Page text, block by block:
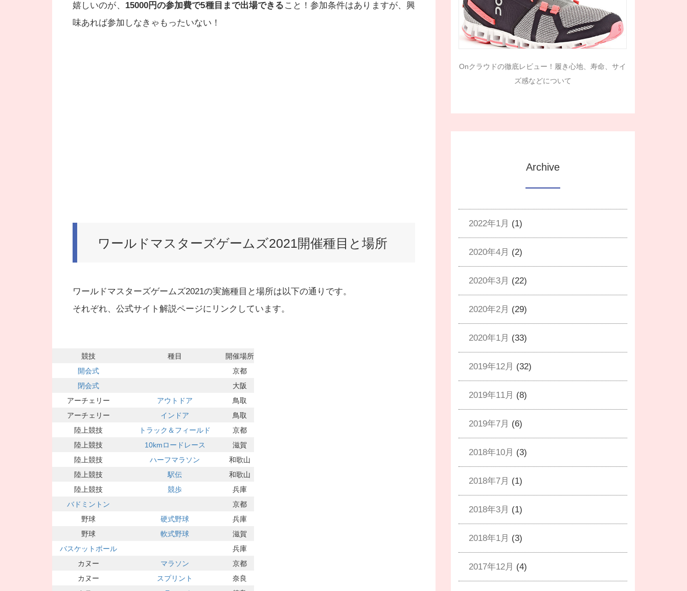
嬉しいのが、 15000円の参加費で5種目まで出場できる こと！参加条件はありますが、興
味あれば参加しなきゃもったいない！
ワールドマスターズゲームズ2021開催種目と場所
ワールドマスターズゲームズ2021の実施種目と場所は以下の通りです。
それぞれ、公式サイト解説ページにリンクしています。
競技 種目
開催場所
開会式
京都
閉会式
大阪
アーチェリー
アウトドア
鳥取
アーチェリー
インドア
鳥取
陸上競技
トラック＆フィールド
京都
陸上競技
10kmロードレース
滋賀
陸上競技
ハーフマラソン
和歌山
陸上競技
駅伝
和歌山
陸上競技
競歩
兵庫
バドミントン
京都
野球
硬式野球
兵庫
野球
軟式野球
滋賀
バスケットボール
兵庫
カヌー
マラソン
京都
カヌー
スプリント
奈良
Onクラウドの徹底レビュー！履き心地、寿命、サイ
ズ感などについて
Archive
2022年1月 (1)
2020年4月 (2)
2020年3月 (22)
2020年2月 (29)
2020年1月 (33)
2019年12月 (32)
2019年11月 (8)
2019年7月 (6)
2018年10月 (3)
2018年7月 (1)
2018年3月 (1)
2018年1月 (3)
2017年12月 (4)